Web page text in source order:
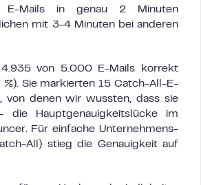
E-Mails in genau 2 Minuten
mit 3-4 Minuten bei anderen
4.935 von 5.000 E-Mails korrekt
Sie markierten 15 Catch-All-E-
von denen wir wussten, dass sie
die Hauptgenauigkeitslücke im
Für einfache Unternehmens-
All) stieg die Genauigkeit auf